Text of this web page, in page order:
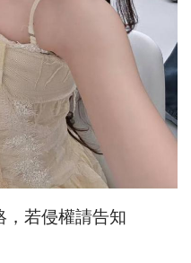
，若侵權請告知